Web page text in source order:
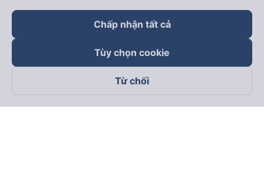
Chấp nhận tất cả
Tùy chọn cookie
Từ chối